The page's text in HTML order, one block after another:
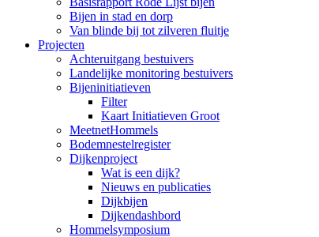
Bijen in stad en dorp
Van blinde bij tot zilveren fluitje
Projecten
Achteruitgang bestuivers
Landelijke monitoring bestuivers
Bijeninitiatieven
Filter
Kaart Initiatieven Groot
MeetnetHommels
Bodemnestelregister
Dijkenproject
Wat is een dijk?
Nieuws en publicaties
Dijkbijen
Dijkendashbord
Hommelsymposium